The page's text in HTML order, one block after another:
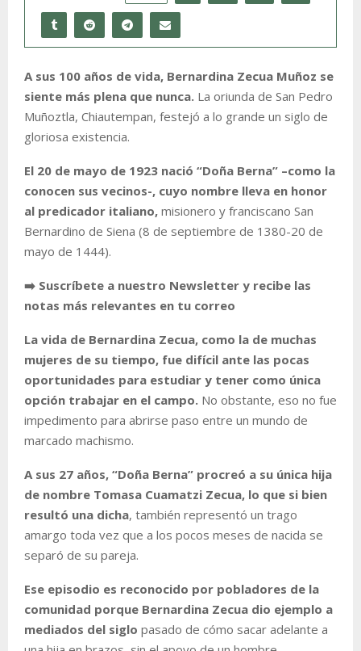
A sus 100 años de vida, Bernardina Zecua Muñoz se
siente más plena que nunca. La oriunda de San Pedro
Muñoztla, Chiautempan, festejó a lo grande un siglo de
gloriosa existencia.
El 20 de mayo de 1923 nació “Doña Berna” –como la
conocen sus vecinos-, cuyo nombre lleva en honor
al predicador italiano, misionero y franciscano San
Bernardino de Siena (8 de septiembre de 1380-20 de
mayo de 1444).
➡️ Suscríbete a nuestro Newsletter y recibe las
notas más relevantes en tu correo
La vida de Bernardina Zecua, como la de muchas
mujeres de su tiempo, fue difícil ante las pocas
oportunidades para estudiar y tener como única
opción trabajar en el campo. No obstante, eso no fue
impedimento para abrirse paso entre un mundo de
marcado machismo.
A sus 27 años, “Doña Berna” procreó a su única hija
de nombre Tomasa Cuamatzi Zecua, lo que si bien
resultó una dicha, también representó un trago
amargo toda vez que a los pocos meses de nacida se
separó de su pareja.
Ese episodio es reconocido por pobladores de la
comunidad porque Bernardina Zecua dio ejemplo a
mediados del siglo pasado de cómo sacar adelante a